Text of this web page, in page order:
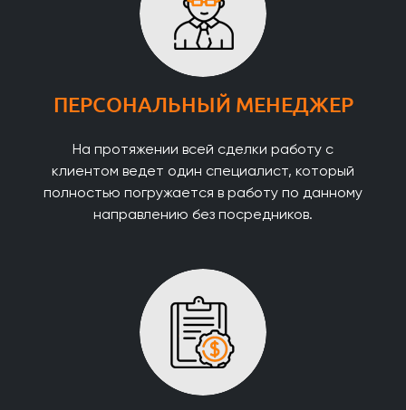
ПЕРСОНАЛЬНЫЙ МЕНЕДЖЕР
На протяжении всей сделки работу с
клиентом ведет один специалист, который
полностью погружается в работу по данному
направлению без посредников.